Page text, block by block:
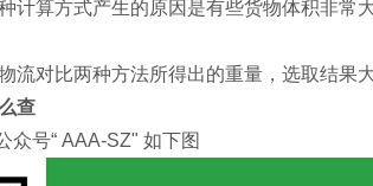
计算方式产生的原因是有些货物体积非常
流对比两种方法所得出的重量，选取结果
查
众号“ AAA-SZ" 如下图